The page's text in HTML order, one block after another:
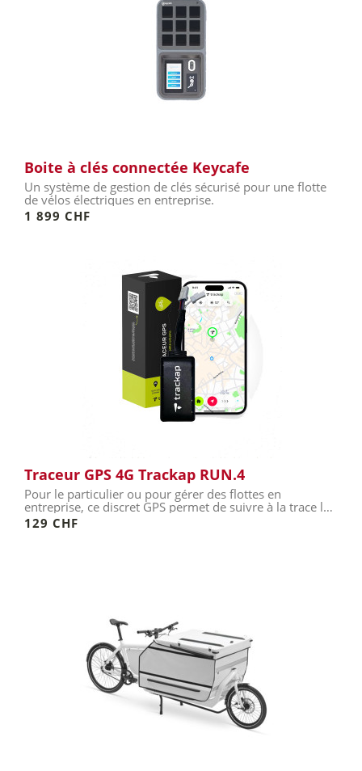
Boite à clés connectée Keycafe
Un système de gestion de clés sécurisé pour une flotte
de vélos électriques en entreprise.
1 899 CHF
Traceur GPS 4G Trackap RUN.4
Pour le particulier ou pour gérer des flottes en
entreprise, ce discret GPS permet de suivre à la trace les
moindres...
129 CHF